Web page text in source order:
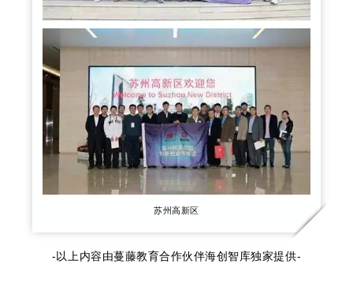
苏州高新区
-以上内容由蔓藤教育合作伙伴海创智库独家提供-